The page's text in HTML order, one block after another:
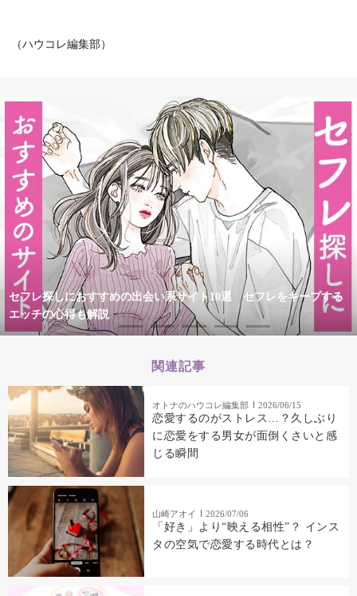
（ハウコレ編集部）
セフレ探しにおすすめの出会い系サイト10選 セフレをキープする
エッチの心得も解説
関連記事
オトナのハウコレ編集部 2026/06/15
恋愛するのがストレス…？久しぶり
に恋愛をする男女が面倒くさいと感
じる瞬間
山崎アオイ 2026/07/06
「好き」より“映える相性”？ インス
タの空気で恋愛する時代とは？